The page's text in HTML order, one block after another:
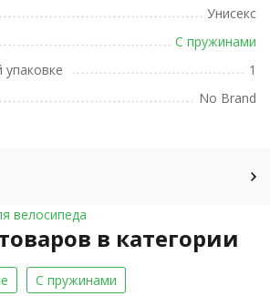
Унисекс
С пружинами
1
No Brand
велосипеда
в категории
С пружинами